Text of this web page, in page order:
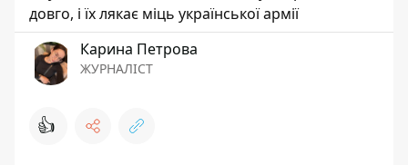
довго, і їх лякає міць української армії
Карина Петрова
ЖУРНАЛІСТ
👍